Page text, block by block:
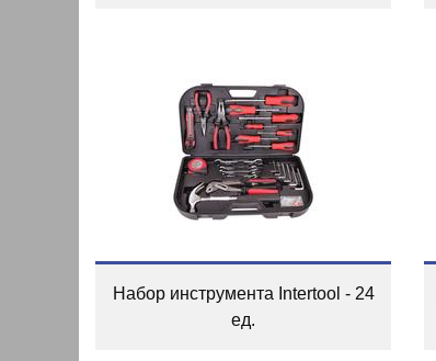
Набор инструмента Intertool - 24
ед.